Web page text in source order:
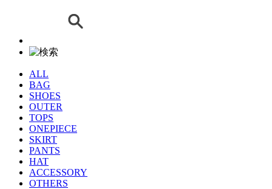
ALL
BAG
SHOES
OUTER
TOPS
ONEPIECE
SKIRT
PANTS
HAT
ACCESSORY
OTHERS